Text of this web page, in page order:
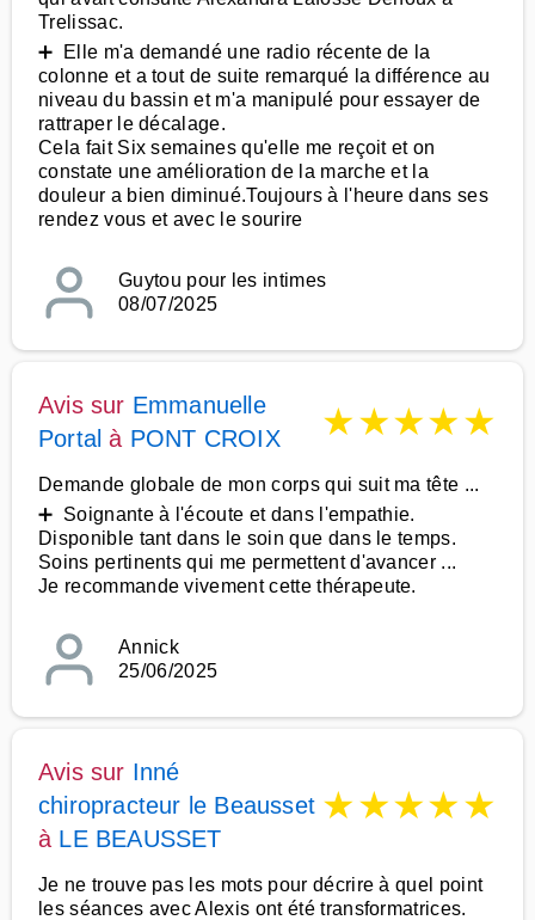
Trelissac.
➕ Elle m'a demandé une radio récente de la
colonne et a tout de suite remarqué la différence au
niveau du bassin et m'a manipulé pour essayer de
rattraper le décalage.
Cela fait Six semaines qu'elle me reçoit et on
constate une amélioration de la marche et la
douleur a bien diminué.Toujours à l'heure dans ses
rendez vous et avec le sourire
Guytou pour les intimes
08/07/2025
Avis sur Emmanuelle
Portal à PONT CROIX ★★★★★
Demande globale de mon corps qui suit ma tête ...
➕ Soignante à l'écoute et dans l'empathie.
Disponible tant dans le soin que dans le temps.
Soins pertinents qui me permettent d'avancer ...
Je recommande vivement cette thérapeute.
Annick
25/06/2025
Avis sur Inné
chiropracteur le Beausset
à LE BEAUSSET
★★★★★
Je ne trouve pas les mots pour décrire à quel point
les séances avec Alexis ont été transformatrices.